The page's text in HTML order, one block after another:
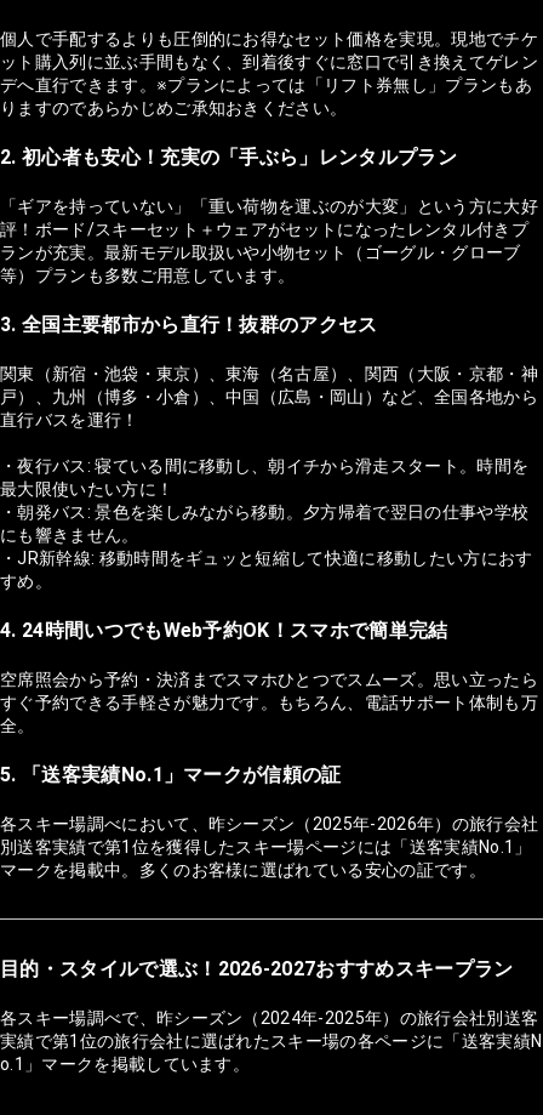
個人で手配するよりも圧倒的にお得なセット価格を実現。現地でチケ
ット購入列に並ぶ手間もなく、到着後すぐに窓口で引き換えてゲレン
デへ直行できます。※プランによっては「リフト券無し」プランもあ
りますのであらかじめご承知おきください。
2. 初心者も安心！充実の「手ぶら」レンタルプラン
「ギアを持っていない」「重い荷物を運ぶのが大変」という方に大好
評！ボード/スキーセット＋ウェアがセットになったレンタル付きプ
ランが充実。最新モデル取扱いや小物セット（ゴーグル・グローブ
等）プランも多数ご用意しています。
3. 全国主要都市から直行！抜群のアクセス
関東（新宿・池袋・東京）、東海（名古屋）、関西（大阪・京都・神
戸）、九州（博多・小倉）、中国（広島・岡山）など、全国各地から
直行バスを運行！
・夜行バス: 寝ている間に移動し、朝イチから滑走スタート。時間を
最大限使いたい方に！
・朝発バス: 景色を楽しみながら移動。夕方帰着で翌日の仕事や学校
にも響きません。
・JR新幹線: 移動時間をギュッと短縮して快適に移動したい方におす
すめ。
4. 24時間いつでもWeb予約OK！スマホで簡単完結
空席照会から予約・決済までスマホひとつでスムーズ。思い立ったら
すぐ予約できる手軽さが魅力です。もちろん、電話サポート体制も万
全。
5. 「送客実績No.1」マークが信頼の証
各スキー場調べにおいて、昨シーズン（2025年-2026年）の旅行会社
別送客実績で第1位を獲得したスキー場ページには「送客実績No.1」
マークを掲載中。多くのお客様に選ばれている安心の証です。
目的・スタイルで選ぶ！2026-2027おすすめスキープラン
各スキー場調べで、昨シーズン（2024年-2025年）の旅行会社別送客
実績で第1位の旅行会社に選ばれたスキー場の各ページに「送客実績N
o.1」マークを掲載しています。